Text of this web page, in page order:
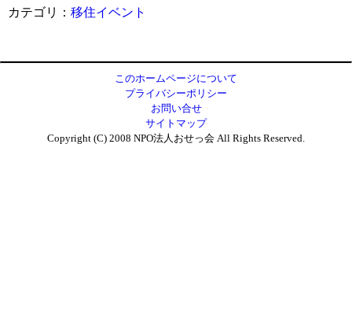
カテゴリ： 移住イベント
このホームページについて
プライバシーポリシー
お問い合せ
サイトマップ
Copyright (C) 2008 NPO法人おせっ会 All Rights Reserved.